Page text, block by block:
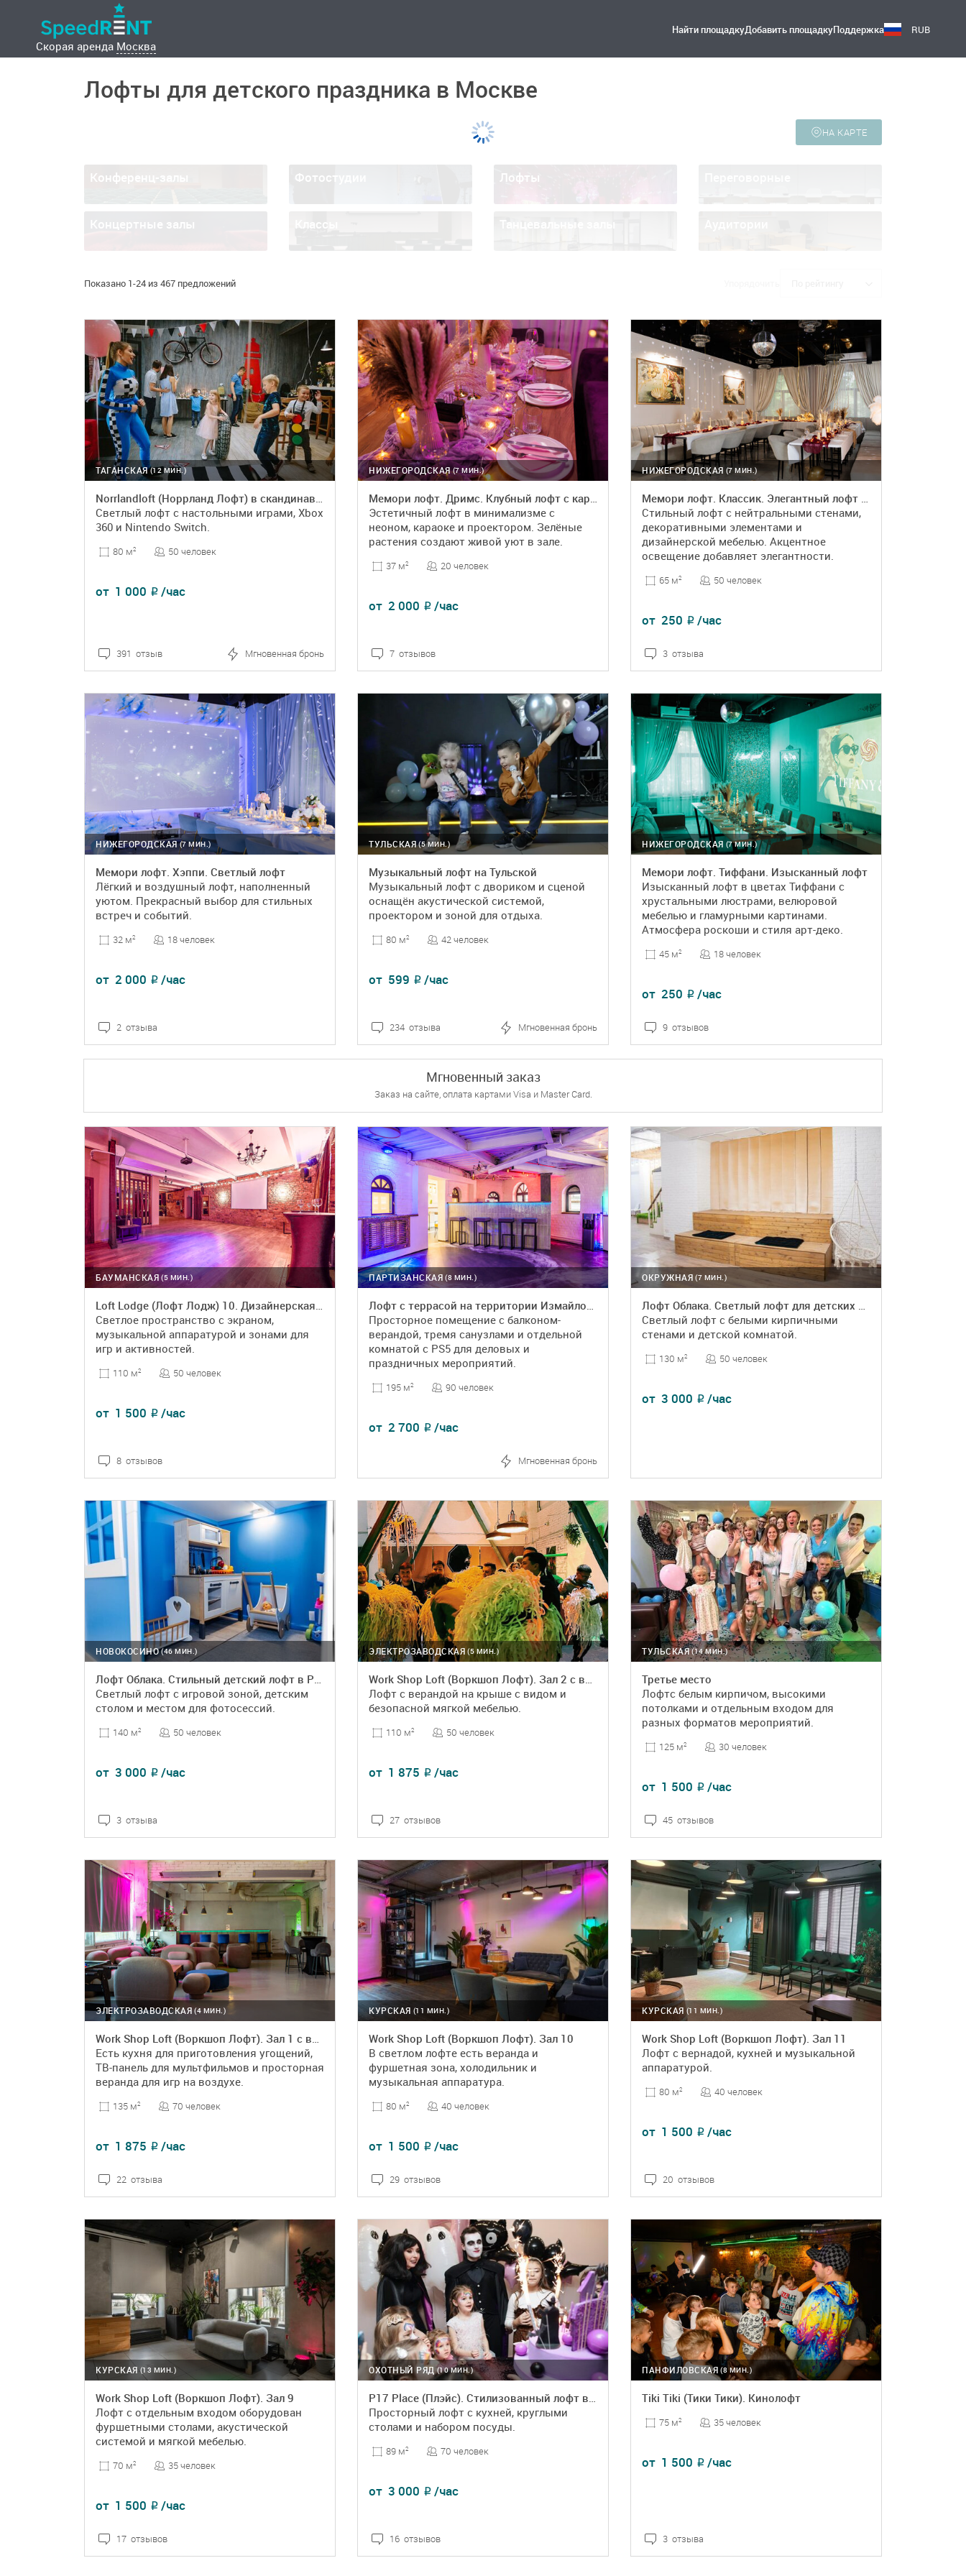
Скорая аренда Москва
Найти площадкуДобавить площадкуПоддержка RUB
Лофты для детского праздника в Москве
НА КАРТЕ
Конференц-залы Фотостудии Лофты
Концертные залы Классы Танцевальные залы
Показано 1-24 из 467 предложений
(12 МИН.)
ТАГАНСКАЯ
Norrlandloft (Норрланд Лофт) в скандинавском стиле
Светлый лофт с настольными играми, Xbox
360 и Nintendo Switch.
80 м2 50 человек
от 1 000 ₽ /час
391 отзыв Мгновенная бронь
(7 МИН.)
НИЖЕГОРОДСКАЯ
Мемори лофт. Дримс. Клубный лофт с караоке и диско‑шаром
Эстетичный лофт в минимализме с
неоном, караоке и проектором. Зелёные
растения создают живой уют в зале.
37 м2 20 человек
от 2 000 ₽ /час
7 отзывов
(7 МИН.)
НИЖЕГОРОДСКАЯ
Мемори лофт. Классик. Элегантный лофт в классическом стиле
Стильный лофт с нейтральными стенами,
декоративными элементами и
дизайнерской мебелью. Акцентное
освещение добавляет элегантности.
65 м2 50 человек
от 250 ₽ /час
3 отзыва
(7 МИН.)
НИЖЕГОРОДСКАЯ
Мемори лофт. Хэппи. Светлый лофт
Лёгкий и воздушный лофт, наполненный
уютом. Прекрасный выбор для стильных
встреч и событий.
32 м2 18 человек
от 2 000 ₽ /час
2 отзыва
ПОДРОБНЕЕ БРОНЬ
(5 МИН.)
ТУЛЬСКАЯ
Музыкальный лофт на Тульской
Музыкальный лофт с двориком и сценой
оснащён акустической системой,
проектором и зоной для отдыха.
80 м2 42 человек
от 599 ₽ /час
234 отзыва Мгновенная бронь
ПОДРОБНЕЕ БРОНЬ
(7 МИН.)
НИЖЕГОРОДСКАЯ
Мемори лофт. Тиффани. Изысканный лофт
Изысканный лофт в цветах Тиффани с
хрустальными люстрами, велюровой
мебелью и гламурными картинами.
Атмосфера роскоши и стиля арт-деко.
45 м2 18 человек
от 250 ₽ /час
9 отзывов
ПОДРОБНЕЕ БРОНЬ
Мгновенный заказ
Заказ на сайте, оплата картами Visa и Master Card.
(5 МИН.)
БАУМАНСКАЯ
Loft Lodge (Лофт Лодж) 10. Дизайнерская площадка
Светлое пространство с экраном,
музыкальной аппаратурой и зонами для
игр и активностей.
110 м2 50 человек
от 1 500 ₽ /час
8 отзывов
(8 МИН.)
ПАРТИЗАНСКАЯ
Лофт с террасой на территории Измайловского Вернисажа
Просторное помещение с балконом-
верандой, тремя санузлами и отдельной
комнатой с PS5 для деловых и
праздничных мероприятий.
195 м2 90 человек
от 2 700 ₽ /час
Мгновенная бронь
(7 МИН.)
ОКРУЖНАЯ
Лофт Облака. Светлый лофт для детских праздников
Светлый лофт с белыми кирпичными
стенами и детской комнатой.
130 м2 50 человек
от 3 000 ₽ /час
(46 МИН.)
НОВОКОСИНО
Лофт Облака. Стильный детский лофт в Реутов
Светлый лофт с игровой зоной, детским
столом и местом для фотосессий.
140 м2 50 человек
от 3 000 ₽ /час
3 отзыва
(5 МИН.)
ЭЛЕКТРОЗАВОДСКАЯ
Work Shop Loft (Воркшоп Лофт). Зал 2 с верандой
Лофт с верандой на крыше с видом и
безопасной мягкой мебелью.
110 м2 50 человек
от 1 875 ₽ /час
27 отзывов
(14 МИН.)
ТУЛЬСКАЯ
Третье место
Лофтс белым кирпичом, высокими
потолками и отдельным входом для
разных форматов мероприятий.
125 м2 30 человек
от 1 500 ₽ /час
45 отзывов
(4 МИН.)
ЭЛЕКТРОЗАВОДСКАЯ
Work Shop Loft (Воркшоп Лофт). Зал 1 с верандой
Есть кухня для приготовления угощений,
ТВ-панель для мультфильмов и просторная
веранда для игр на воздухе.
135 м2 70 человек
от 1 875 ₽ /час
22 отзыва
(11 МИН.)
КУРСКАЯ
Work Shop Loft (Воркшоп Лофт). Зал 10
В светлом лофте есть веранда и
фуршетная зона, холодильник и
музыкальная аппаратура.
80 м2 40 человек
от 1 500 ₽ /час
29 отзывов
(11 МИН.)
КУРСКАЯ
Work Shop Loft (Воркшоп Лофт). Зал 11
Лофт с вернадой, кухней и музыкальной
аппаратурой.
80 м2 40 человек
от 1 500 ₽ /час
20 отзывов
(13 МИН.)
КУРСКАЯ
Work Shop Loft (Воркшоп Лофт). Зал 9
Лофт с отдельным входом оборудован
фуршетными столами, акустической
системой и мягкой мебелью.
70 м2 35 человек
от 1 500 ₽ /час
17 отзывов
(10 МИН.)
ОХОТНЫЙ РЯД
P17 Place (Плэйс). Стилизованный лофт в сине-розовых оттенках
Просторный лофт с кухней, круглыми
столами и набором посуды.
89 м2 70 человек
от 3 000 ₽ /час
16 отзывов
(8 МИН.)
ПАНФИЛОВСКАЯ
Tiki Tiki (Тики Тики). Кинолофт
75 м2 35 человек
от 1 500 ₽ /час
3 отзыва